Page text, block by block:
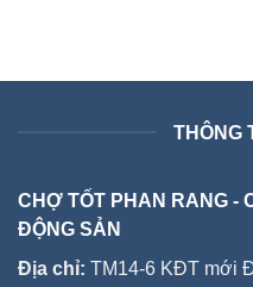
THÔNG
CHỢ TỐT PHAN RANG -
ĐỘNG SẢN
Địa chỉ: TM14-6 KĐT mới